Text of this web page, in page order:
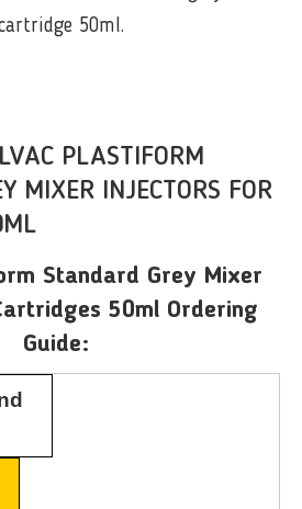
50ml.
PLASTIFORM
MIXER INJECTORS FOR
Standard Grey Mixer
50ml Ordering
Guide: